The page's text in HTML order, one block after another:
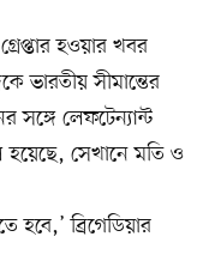
হওয়ার খবর
ভারতীয় সীমান্তের
সঙ্গে লেফটেন্যান্ট
হয়েছে, সেখানে মতি ও
হবে,’ ব্রিগেডিয়ার